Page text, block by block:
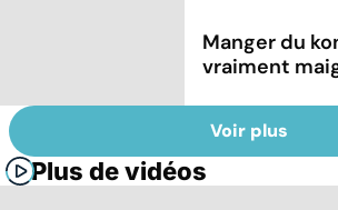
Manger du
vraiment
Voir plus
Plus de vidéos